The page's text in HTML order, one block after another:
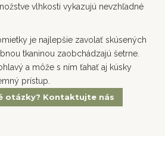
vlhkosti vykazujú nevzhľadné
je najlepšie zavolať skúsených
tkaninou zaobchádzajú šetrne.
a môže s ním ťahať aj kúsky
prístup.
otázky? Kontaktujte nás